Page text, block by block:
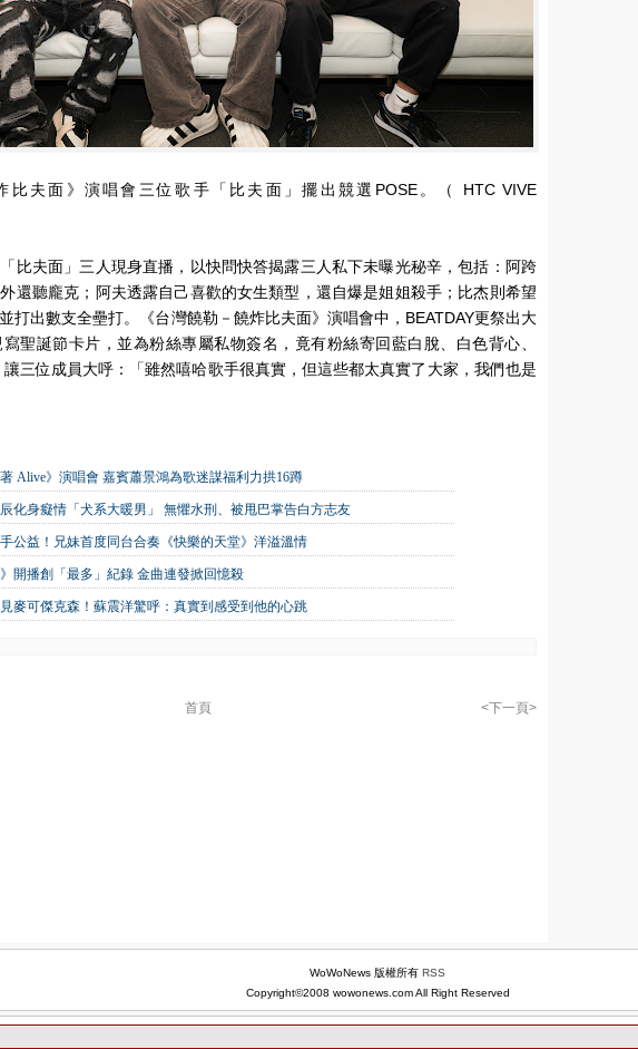
比夫面》演唱會三位歌手「比夫面」擺出競選POSE。（ HTC VIVE
比夫面」三人現身直播，以快問快答揭露三人私下未曝光秘辛，包括：阿跨
還聽龐克；阿夫透露自己喜歡的女生類型，還自爆是姐姐殺手；比杰則希望
打出數支全壘打。《台灣饒勒－饒炸比夫面》演唱會中，BEATDAY更祭出大
聖誕節卡片，並為粉絲專屬私物簽名，竟有粉絲寄回藍白脫、白色背心、
三位成員大呼：「雖然嘻哈歌手很真實，但這些都太真實了大家，我們也是
Alive》演唱會 嘉賓蕭景鴻為歌迷謀福利力拱16蹲
辰化身癡情「犬系大暖男」 無懼水刑、被甩巴掌告白方志友
公益！兄妹首度同台合奏《快樂的天堂》洋溢溫情
開播創「最多」紀錄 金曲連發掀回憶殺
麥可傑克森！蘇震洋驚呼：真實到感受到他的心跳
<下一頁>
首頁
WoWoNews 版權所有 RSS
Copyright©2008 wowonews.com All Right Reserved